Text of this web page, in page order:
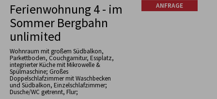
Ferienwohnung 4 - im
Sommer Bergbahn
unlimited
Wohnraum mit großem Südbalkon,
Parkettboden, Couchgarnitur, Essplatz,
integrierter Küche mit Mikrowelle &
Spülmaschine; Großes
Doppelschlafzimmer mit Waschbecken
und Südbalkon, Einzelschlafzimmer;
Dusche/WC getrennt, Flur;
ANFRAGE